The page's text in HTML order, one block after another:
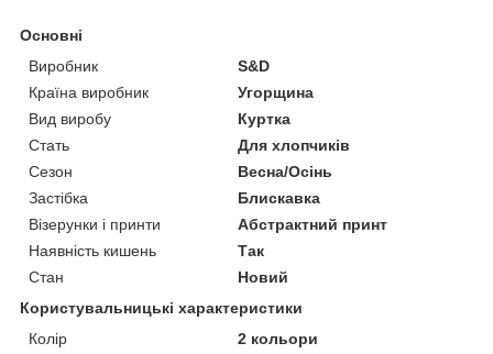
Основні
Виробник
S&D
Країна виробник
Угорщина
Вид виробу
Куртка
Стать
Для хлопчиків
Сезон
Весна/Осінь
Застібка
Блискавка
Візерунки і принти
Абстрактний принт
Наявність кишень
Так
Стан
Новий
Користувальницькі характеристики
Колір
2 кольори